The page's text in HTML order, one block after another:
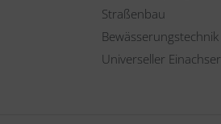
Straßenbau
Bewässerungstechnik
Universeller Einachser